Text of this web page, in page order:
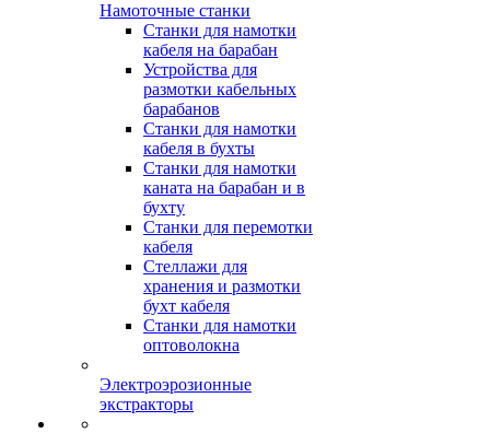
Намоточные станки
Станки для намотки
кабеля на барабан
Устройства для
размотки кабельных
барабанов
Станки для намотки
кабеля в бухты
Станки для намотки
каната на барабан и в
бухту
Станки для перемотки
кабеля
Стеллажи для
хранения и размотки
бухт кабеля
Станки для намотки
оптоволокна
Электроэрозионные
экстракторы